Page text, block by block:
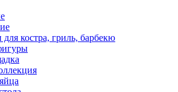
костра, гриль, барбекю